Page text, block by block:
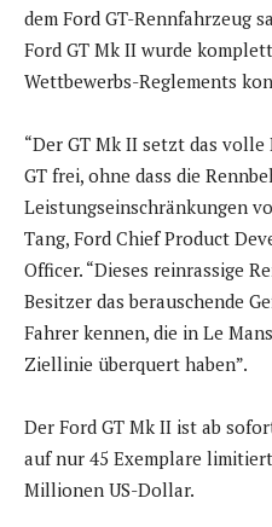
dem Ford GT-Rennfahrzeug
Ford GT Mk II wurde
Wettbewerbs-Reglements
“Der GT Mk II setzt das
GT frei, ohne dass die
Leistungseinschränkungen
Tang, Ford Chief Product
Officer. “Dieses reinrassige
Besitzer das berauschende
Fahrer kennen, die in Le
Ziellinie überquert haben”.
Der Ford GT Mk II ist ab
auf nur 45 Exemplare
Millionen US-Dollar.